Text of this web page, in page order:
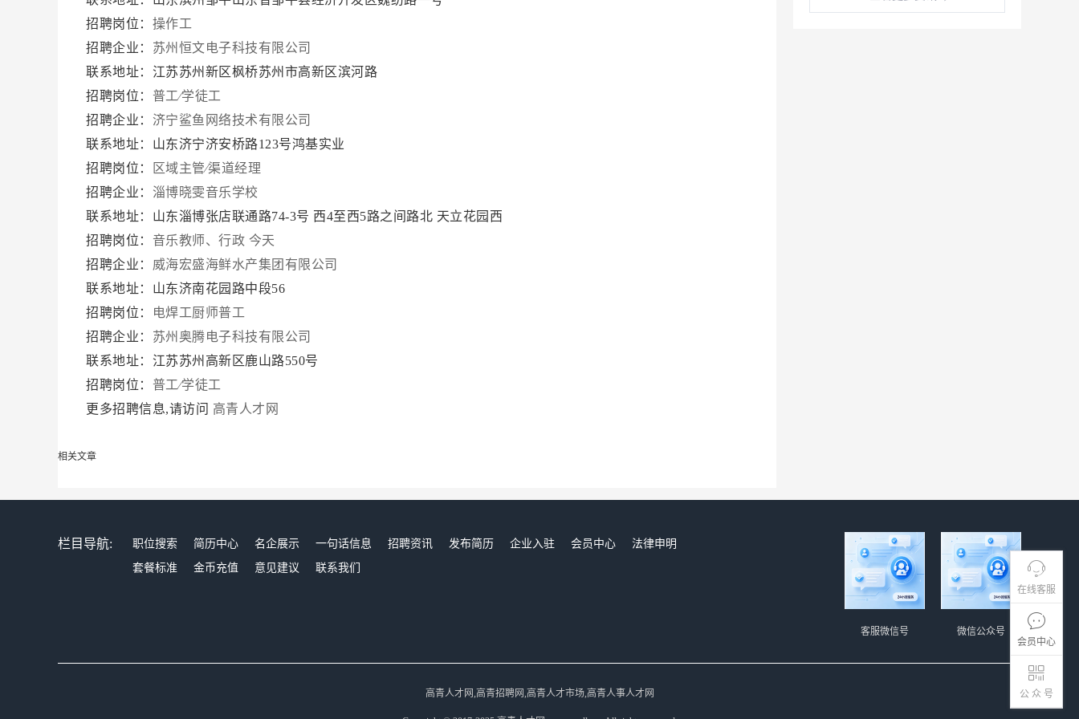
在线客服
会员中心
公 众 号
招聘岗位： 操作工
招聘企业： 苏州恒文电子科技有限公司
联系地址：江苏苏州新区枫桥苏州市高新区滨河路
招聘岗位： 普工∕学徒工
招聘企业： 济宁鲨鱼网络技术有限公司
联系地址：山东济宁济安桥路123号鸿基实业
招聘岗位：
区域主管∕渠道经理
招聘企业： 淄博晓雯音乐学校
联系地址：山东淄博张店联通路74-3号 西4至西5路之间路北 天立花园西
招聘岗位： 音乐教师、行政 今天
招聘企业： 威海宏盛海鲜水产集团有限公司
联系地址：山东济南花园路中段56
招聘岗位：
电焊工厨师普工
招聘企业： 苏州奥腾电子科技有限公司
联系地址：江苏苏州高新区鹿山路550号
招聘岗位： 普工∕学徒工
更多招聘信息,请访问 高青人才网
相关文章
栏目导航: 职位搜索 简历中心 名企展示 一句话信息 招聘资讯 发布简历 企业入驻 会员中心
法律申明
套餐标准
金币充值 意见建议 联系我们
微信公众号
客服微信号
高青人才网,高青招聘网,高青人才市场,高青人事人才网